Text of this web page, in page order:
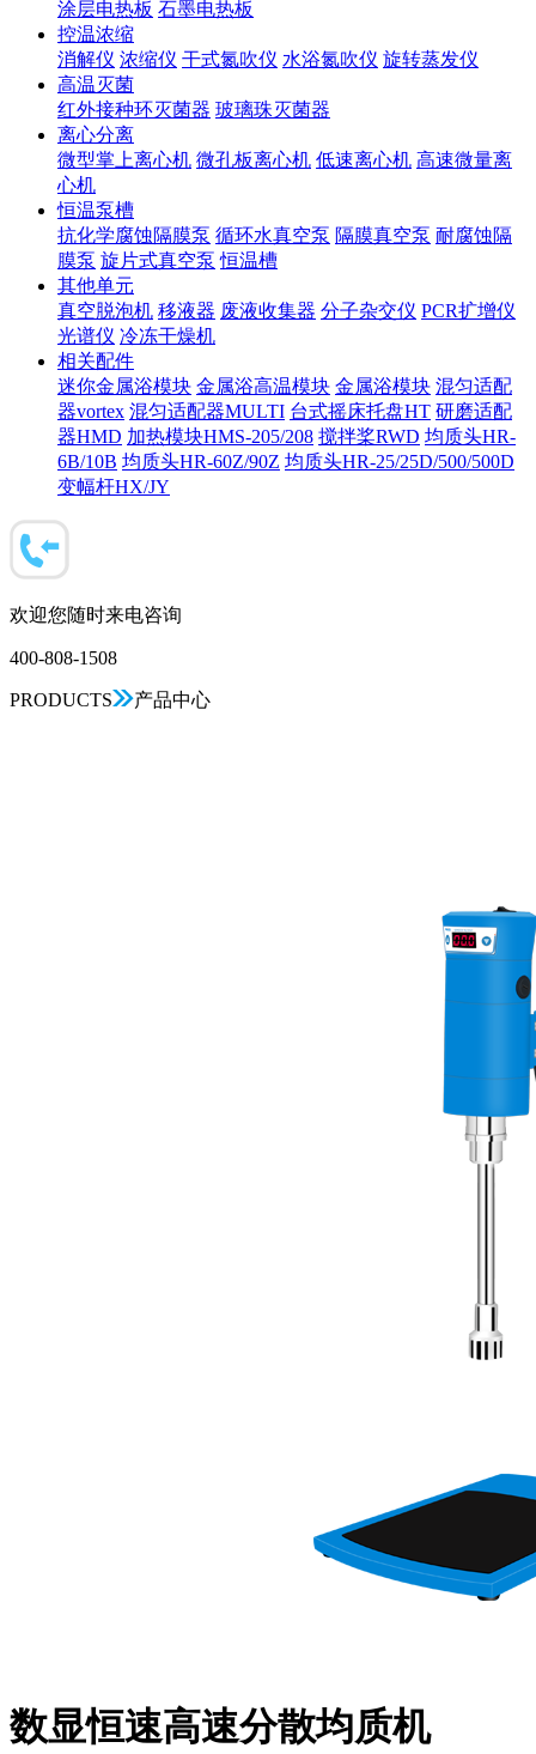
涂层电热板 石墨电热板
控温浓缩
消解仪 浓缩仪 干式氮吹仪 水浴氮吹仪 旋转蒸发仪
高温灭菌
红外接种环灭菌器 玻璃珠灭菌器
离心分离
微型掌上离心机 微孔板离心机 低速离心机 高速微量离
心机
恒温泵槽
抗化学腐蚀隔膜泵 循环水真空泵 隔膜真空泵 耐腐蚀隔
膜泵 旋片式真空泵 恒温槽
其他单元
真空脱泡机 移液器 废液收集器 分子杂交仪 PCR扩增仪
光谱仪 冷冻干燥机
相关配件
迷你金属浴模块 金属浴高温模块 金属浴模块 混匀适配
器vortex 混匀适配器MULTI 台式摇床托盘HT 研磨适配
器HMD 加热模块HMS-205/208 搅拌桨RWD 均质头HR-
6B/10B 均质头HR-60Z/90Z 均质头HR-25/25D/500/500D
变幅杆HX/JY
欢迎您随时来电咨询
400-808-1508
PRODUCTS 产品中心
数显恒速高速分散均质机